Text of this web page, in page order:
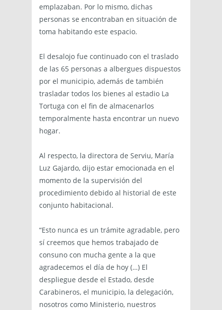
emplazaban. Por lo mismo, dichas
personas se encontraban en situación de
toma habitando este espacio.
El desalojo fue continuado con el traslado
de las 65 personas a albergues dispuestos
por el municipio, además de también
trasladar todos los bienes al estadio La
Tortuga con el fin de almacenarlos
temporalmente hasta encontrar un nuevo
hogar.
Al respecto, la directora de Serviu, María
Luz Gajardo, dijo estar emocionada en el
momento de la supervisión del
procedimiento debido al historial de este
conjunto habitacional.
“Esto nunca es un trámite agradable, pero
sí creemos que hemos trabajado de
consuno con mucha gente a la que
agradecemos el día de hoy (…) El
despliegue desde el Estado, desde
Carabineros, el municipio, la delegación,
nosotros como Ministerio, nuestros